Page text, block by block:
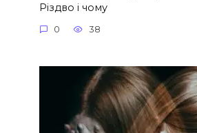
Різдво і чому
0 38